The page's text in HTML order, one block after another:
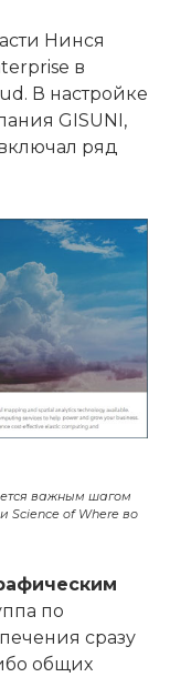
Нинся
в
В настройке
GISUNI,
ряд
важным шагом
Science of Where во
по
сразу
общих